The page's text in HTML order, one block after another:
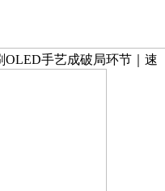
OLED手艺成破局环节｜速